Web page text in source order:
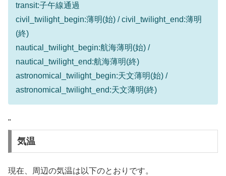
transit:子午線通過
civil_twilight_begin:薄明(始) / civil_twilight_end:薄明
(終)
nautical_twilight_begin:航海薄明(始) /
nautical_twilight_end:航海薄明(終)
astronomical_twilight_begin:天文薄明(始) /
astronomical_twilight_end:天文薄明(終)
"
気温
現在、周辺の気温は以下のとおりです。